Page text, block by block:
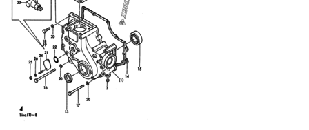
O-RING, 1AP9.0
47‑1 43400-500450 УПЛОТНИТЕЛЬНАЯ ШАЙБА 12S
SEAL WASHER 12S
43400-500400 ›WASHER, SEAL 6
WASHER, SEAL 6
50 24311-000070 ›УПЛОТНИТЕЛЬНОЕ КОЛЬЦО, 1AP7.0
O-RING, 1AP7.0